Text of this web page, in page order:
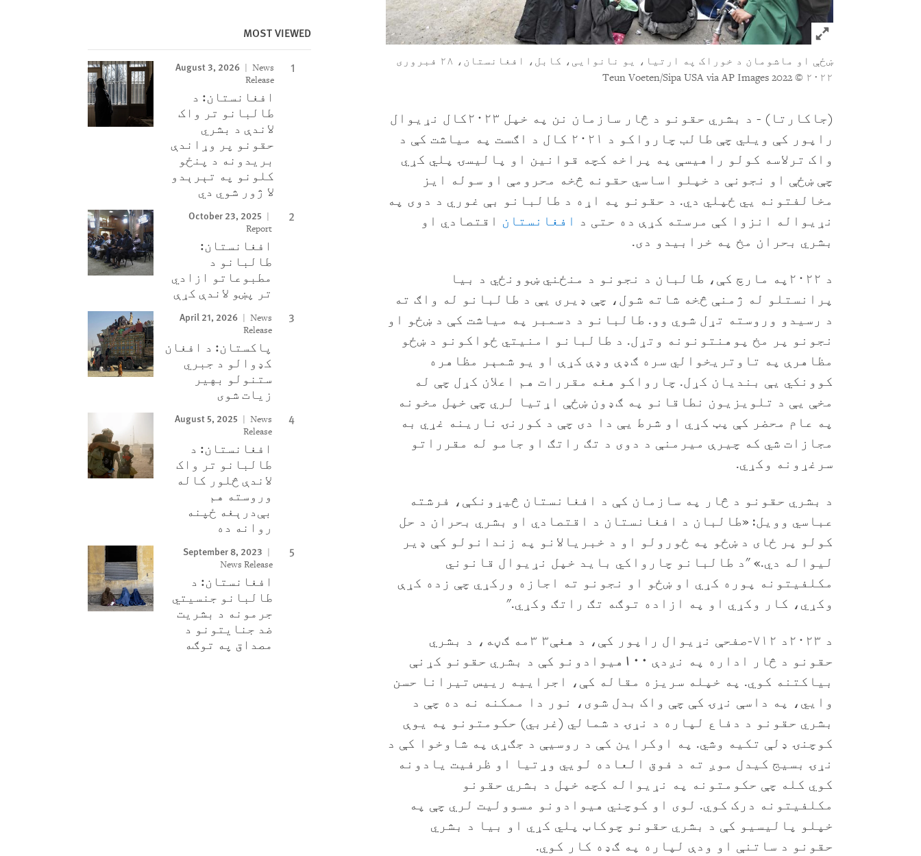
Click to expand Image
ښځې او ماشومان د خوراک په ارتیا، یو نانوایی، کابل، افغانستان، ۲۸ فبروری
۲۰۲۲ © 2022 Teun Voeten/Sipa USA via AP Images
(جاکارتا) - د بشري حقونو د څار سازمان نن په خپل ۲۰۲۳کال نړیوال
راپور کې ویلي چې طالب چارواکو د ۲۰۲۱ کال د اګست په میاشت کې د
واک ترلاسه کولو راهیسې په پراخه کچه قوانین او پالیسۍ پلي کړي
چې ښځې او نجونې د خپلو اساسي حقونه څخه محرومې او سوله ایز
مخالفتونه يي ځپلي دي. د حقونو په اړه د طالبانو بې غوري د دوی په
نړیواله انزوا کې مرسته کړې ده حتی د افغانستان اقتصادي او
بشري بحران مخ په خرابیدو دی.
د ۲۰۲۲په مارچ کې، طالبان د نجونو د منځني ښوونځي د بیا
پرانستلو له ژمنې څخه شاته شول، چې ډیری یې د طالبانو له واګ ته
د رسیدو وروسته تړل شوي وو. طالبانو د دسمبر په میاشت کې د ښځو او
نجونو پر مخ پوهنتونونه وتړل. د طالبانو امنیتي ځواکونو د ښځو
مظاهرې په تاوتریخوالي سره ګډې وډې کړې او یو شمېر مظاهره
کوونکي یې بندیان کړل. چارواکو هغه مقررات هم اعلان کړل چې له
مخې یې د تلویزیون نطاقانو په ګډون ښځې اړتیا لري چې خپل مخونه
په عام محضر کې پټ کړي او شرط یې دا دی چې د کورنۍ نارینه غړي به
مجازات شي که چیرې میرمنې د دوی د تګ راتګ او جامو له مقرراتو
سرغړونه وکړي.
د بشري حقونو د څار په سازمان کې د افغانستان څیړونکې، فرشته
عباسي وویل: «طالبان د افغانستان د اقتصادي او بشري بحران د حل
کولو پر ځای د ښځو په ځورولو او د خبریالانو په زندانولو کې ډیر
لیواله دي.» "د طالبانو چارواکي باید خپل نړیوال قانوني
مکلفیتونه پوره کړي او ښځو او نجونو ته اجازه ورکړي چې زده کړې
وکړي، کار وکړي او په ازاده توګه تګ راتګ وکړي."
د ۲۰۲۳د ۷۱۲-صفحې نړیوال راپور کې، د هغې۳ ۳مه ګڼه، د بشري
حقونو د څار اداره په نږدې ۱۰۰ هیوادونو کې د بشري حقونو کړنې
بیاکتنه کوي. په خپله سریزه مقاله کې، اجراییه رییس تیرانا حسن
وايي، په داسې نړۍ کې چې واک بدل شوی، نور دا ممکنه نه ده چې د
بشري حقونو د دفاع لپاره د نړۍ د شمالي (غربي) حکومتونو په یوې
کوچنۍ ډلې تکیه وشي. په اوکراین کې د روسیې د جګړې په شاوخوا کې د
نړۍ بسیج کیدل موږ ته د فوق العاده لويي وړتیا او ظرفیت یادونه
کوي کله چې حکومتونه په نړیواله کچه خپل د بشري حقونو
مکلفیتونه درک کوي. لوی او کوچني هیوادونو مسوولیت لري چې په
خپلو پالیسیو کې د بشري حقونو چوکاټ پلي کړي او بیا د بشري
حقونو د ساتنې او ودې لپاره په ګډه کار کوي.
MOST VIEWED
August 3, 2026
News
Release
افغانستان: د
طالبانو تر واک
لاندې د بشري
حقونو پر وړاندې
بریدونه د پنځو
کلونو په تېرېدو
لا ژور شوي دي
October 23, 2025
Report
افغانستان:
طالبانو د
مطبوعاتو ازادي
تر پښو لاندې کړې
April 21, 2026
News
Release
پاکستان: د افغان
کډوالو د جبري
ستنولو بهیر
زیات شوی
August 5, 2025
News
Release
افغانستان: د
طالبانو تر واک
لاندې څلور کاله
وروسته هم
بې‌درېغه ځپنه
روانه ده
September 8, 2023
News Release
افغانستان: د
طالبانو جنسیتي
جرمونه د بشریت
ضد جنایتونو د
مصداق په توګه